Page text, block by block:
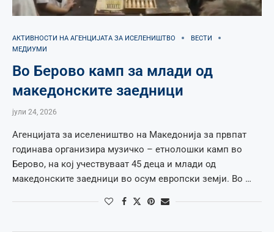
АКТИВНОСТИ НА АГЕНЦИЈАТА ЗА ИСЕЛЕНИШТВО
ВЕСТИ
МЕДИУМИ
Во Берово камп за млади од
македонските заедници
јули 24, 2026
Агенцијата за иселеништво на Македонија за првпат
годинава организира музичко – етнолошки камп во
Берово, на кој учествуваат 45 деца и млади од
македонските заедници во осум европски земји. Во …